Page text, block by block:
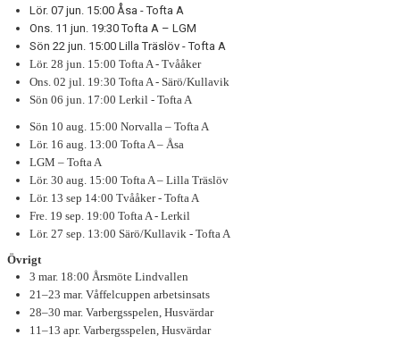
Lör. 07 jun. 15:00 Åsa - Tofta A
Ons. 11 jun. 19:30 Tofta A – LGM
Sön 22 jun. 15:00 Lilla Träslöv - Tofta A
Lör. 28 jun. 15:00 Tofta A - Tvååker
Ons. 02 jul. 19:30 Tofta A - Särö/Kullavik
Sön 06 jun. 17:00 Lerkil - Tofta A
Sön 10 aug. 15:00 Norvalla – Tofta A
Lör. 16 aug. 13:00 Tofta A – Åsa
LGM – Tofta A
Lör. 30 aug. 15:00 Tofta A – Lilla Träslöv
Lör. 13 sep 14:00 Tvååker - Tofta A
Fre. 19 sep. 19:00 Tofta A - Lerkil
Lör. 27 sep. 13:00 Särö/Kullavik - Tofta A
Övrigt
3 mar. 18:00 Årsmöte Lindvallen
21–23 mar. Våffelcuppen arbetsinsats
28–30 mar. Varbergsspelen, Husvärdar
11–13 apr. Varbergsspelen, Husvärdar